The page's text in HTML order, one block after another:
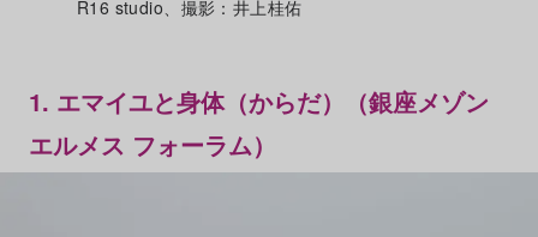
R16 studio、撮影：井上桂佑
1. エマイユと身体（からだ）（銀座メゾン
エルメス フォーラム）